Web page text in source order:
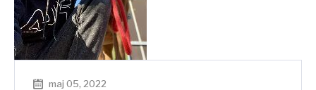
maj 05, 2022